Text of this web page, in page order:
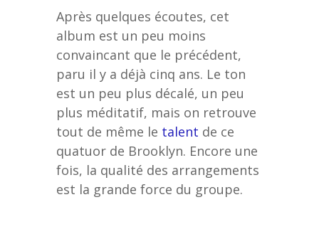
Après quelques écoutes, cet
album est un peu moins
convaincant que le précédent,
paru il y a déjà cinq ans. Le ton
est un peu plus décalé, un peu
plus méditatif, mais on retrouve
tout de même le talent de ce
quatuor de Brooklyn. Encore une
fois, la qualité des arrangements
est la grande force du groupe.